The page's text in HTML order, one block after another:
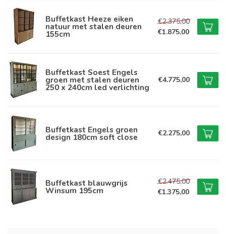
Buffetkast Heeze eiken
natuur met stalen deuren
155cm
€2.375,00
€1.875,00
Buffetkast Soest Engels
groen met stalen deuren
250 x 240cm led verlichting
€4.775,00
Buffetkast Engels groen
design 180cm soft close €2.275,00
Buffetkast blauwgrijs
Winsum 195cm
€2.475,00
€1.375,00